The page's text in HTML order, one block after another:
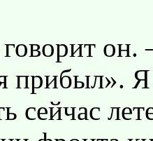
он.
прибыл».
сейчас